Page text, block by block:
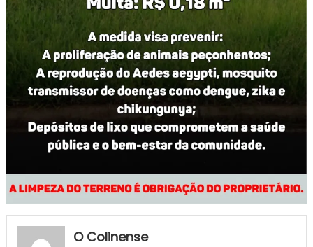
O Colinense